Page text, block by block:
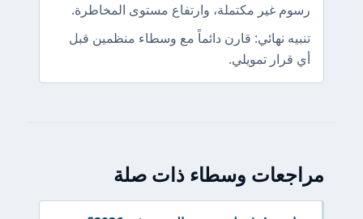
رسوم غير مكتملة، وارتفاع مستوى المخاطرة.
تنبيه نهائي: قارن دائماً مع وسطاء منظمين قبل
أي قرار تمويلي.
مراجعات وسطاء ذات صلة